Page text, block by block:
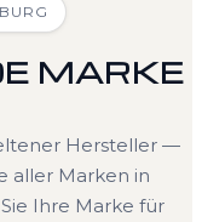
MARKE
Hersteller —
aller Marken in
Ihre Marke für